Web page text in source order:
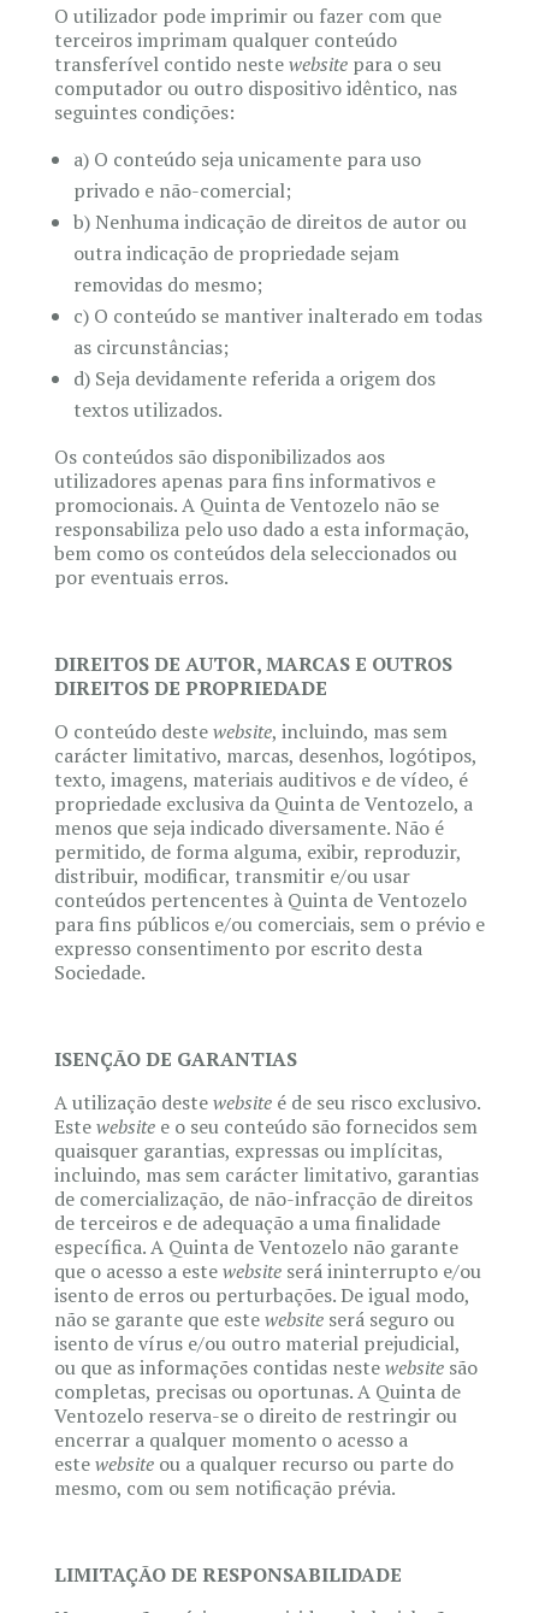
O utilizador pode imprimir ou fazer com que
terceiros imprimam qualquer conteúdo
transferível contido nestewebsitepara o seu
computador ou outro dispositivo idêntico, nas
seguintes condições:
a) O conteúdo seja unicamente para uso
privado e não-comercial;
b) Nenhuma indicação de direitos de autor ou
outra indicação de propriedade sejam
removidas do mesmo;
c) O conteúdo se mantiver inalterado em todas
as circunstâncias;
d) Seja devidamente referida a origem dos
textos utilizados.
Os conteúdos são disponibilizados aos
utilizadores apenas para fins informativos e
promocionais. A Quinta de Ventozelo não se
responsabiliza pelo uso dado a esta informação,
bem como os conteúdos dela seleccionados ou
por eventuais erros.
DIREITOS DE AUTOR, MARCAS E OUTROS
DIREITOS DE PROPRIEDADE
O conteúdo destewebsite, incluindo, mas sem
carácter limitativo, marcas, desenhos, logótipos,
texto, imagens, materiais auditivos e de vídeo, é
propriedade exclusiva da Quinta de Ventozelo, a
menos que seja indicado diversamente. Não é
permitido, de forma alguma, exibir, reproduzir,
distribuir, modificar, transmitir e/ou usar
conteúdos pertencentes à Quinta de Ventozelo
para fins públicos e/ou comerciais, sem o prévio e
expresso consentimento por escrito desta
Sociedade.
ISENÇÃO DE GARANTIAS
A utilização destewebsiteé de seu risco exclusivo.
Estewebsitee o seu conteúdo são fornecidos sem
quaisquer garantias, expressas ou implícitas,
incluindo, mas sem carácter limitativo, garantias
de comercialização, de não-infracção de direitos
de terceiros e de adequação a uma finalidade
específica. A Quinta de Ventozelo não garante
que o acesso a estewebsiteserá ininterrupto e/ou
isento de erros ou perturbações. De igual modo,
não se garante que estewebsiteserá seguro ou
isento de vírus e/ou outro material prejudicial,
ou que as informações contidas nestewebsitesão
completas, precisas ou oportunas. A Quinta de
Ventozelo reserva-se o direito de restringir ou
encerrar a qualquer momento o acesso a
estewebsiteou a qualquer recurso ou parte do
mesmo, com ou sem notificação prévia.
LIMITAÇÃO DE RESPONSABILIDADE